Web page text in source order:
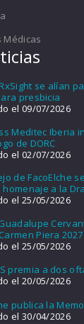
Médicas
se alían
presbicia
el 09/07/2026
Meditec Iberia
de DORC
el 02/07/2026
de FacoElche
homenaje a la
el 25/05/2026
Piera 2027
el 25/05/2026
premia a dos
el 20/05/2026
publica la
el 30/04/2026